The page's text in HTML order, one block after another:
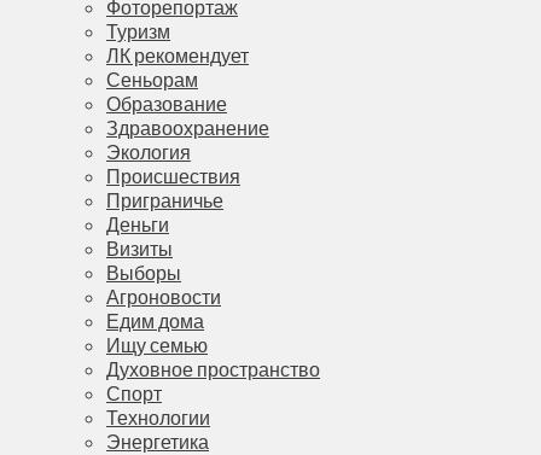
Фоторепортаж
Туризм
ЛК рекомендует
Сеньорам
Образование
Здравоохранение
Экология
Происшествия
Приграничье
Деньги
Визиты
Выборы
Агроновости
Едим дома
Ищу семью
Духовное пространство
Спорт
Технологии
Энергетика